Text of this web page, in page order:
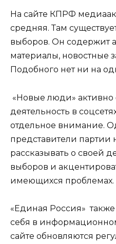
На сайте КПРФ
средняя. Там
выборов. Он содержит
материалы, новостные
Подобного нет ни на
«Новые люди»
деятельность в
отдельное внимание.
представители партии
рассказывать о своей
выборов и
имеющихся проблемах.
«Единая Россия»
себя в
сайте обновляются